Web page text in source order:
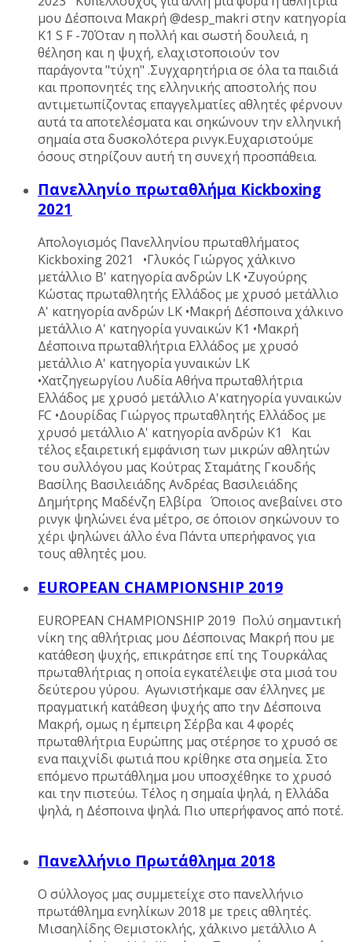
μου Δέσποινα Μακρή @desp_makri στην κατηγορία
K1 S F -70Όταν η πολλή και σωστή δουλειά, η
θέληση και η ψυχή, ελαχιστοποιούν τον
παράγοντα "τύχη" .Συγχαρητήρια σε όλα τα παιδιά
και προπονητές της ελληνικής αποστολής που
αντιμετωπίζοντας επαγγελματίες αθλητές φέρνουν
αυτά τα αποτελέσματα και σηκώνουν την ελληνική
σημαία στα δυσκολότερα ρινγκ.Ευχαριστούμε
όσους στηρίζουν αυτή τη συνεχή προσπάθεια.
Πανελληνίο πρωταθλήμα Kickboxing
2021
Απολογισμός Πανελληνίου πρωταθλήματος
Kickboxing 2021 •Γλυκός Γιώργος χάλκινο
μετάλλιο Β' κατηγορία ανδρών LK •Ζυγούρης
Κώστας πρωταθλητής Ελλάδος με χρυσό μετάλλιο
Α' κατηγορία ανδρών LK •Μακρή Δέσποινα χάλκινο
μετάλλιο Α' κατηγορία γυναικών K1 •Μακρή
Δέσποινα πρωταθλήτρια Ελλάδος με χρυσό
μετάλλιο Α' κατηγορία γυναικών LK
•Χατζηγεωργίου Λυδία Αθήνα πρωταθλήτρια
Ελλάδος με χρυσό μετάλλιο Α'κατηγορία γυναικών
FC •Δουρίδας Γιώργος πρωταθλητής Ελλάδος με
χρυσό μετάλλιο Α' κατηγορία ανδρών Κ1 Και
τέλος εξαιρετική εμφάνιση των μικρών αθλητών
του συλλόγου μας Κούτρας Σταμάτης Γκουδής
Βασίλης Βασιλειάδης Ανδρέας Βασιλειάδης
Δημήτρης Μαδένζη Ελβίρα Όποιος ανεβαίνει στο
ρινγκ ψηλώνει ένα μέτρο, σε όποιον σηκώνουν το
χέρι ψηλώνει άλλο ένα Πάντα υπερήφανος για
τους αθλητές μου.
EUROPEAN CHAMPIONSHIP 2019
EUROPEAN CHAMPIONSHIP 2019 Πολύ σημαντική
νίκη της αθλήτριας μου Δέσποινας Μακρή που με
κατάθεση ψυχής, επικράτησε επί της Τουρκάλας
πρωταθλήτριας η οποία εγκατέλειψε στα μισά του
δεύτερου γύρου. Αγωνιστήκαμε σαν έλληνες με
πραγματική κατάθεση ψυχής απο την Δέσποινα
Μακρή, ομως η έμπειρη Σέρβα και 4 φορές
πρωταθλήτρια Ευρώπης μας στέρησε το χρυσό σε
ενα παιχνίδι φωτιά που κρίθηκε στα σημεία. Στο
επόμενο πρωτάθλημα μου υποσχέθηκε το χρυσό
και την πιστεύω. Τέλος η σημαία ψηλά, η Ελλάδα
ψηλά, η Δέσποινα ψηλά. Πιο υπερήφανος από ποτέ.
Πανελλήνιο Πρωτάθλημα 2018
Ο σύλλογος μας συμμετείχε στο πανελλήνιο
πρωτάθλημα ενηλίκων 2018 με τρεις αθλητές.
Μισαηλίδης Θεμιστοκλής, χάλκινο μετάλλιο Α